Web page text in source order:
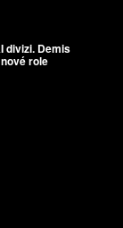
divizi. Demis
role